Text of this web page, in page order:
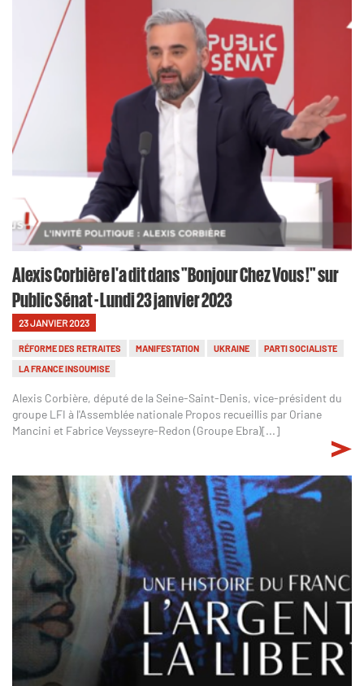
Alexis Corbière l'a dit dans "Bonjour Chez Vous !" sur
Public Sénat - Lundi 23 janvier 2023
23 JANVIER 2023
RÉFORME DES RETRAITES MANIFESTATION UKRAINE
PARTI SOCIALISTE
LA FRANCE INSOUMISE
Alexis Corbière, député de la Seine-Saint-Denis, vice-président du
groupe LFI à l'Assemblée nationale Propos recueillis par Oriane
Mancini et Fabrice Veysseyre-Redon (Groupe Ebra)[...]